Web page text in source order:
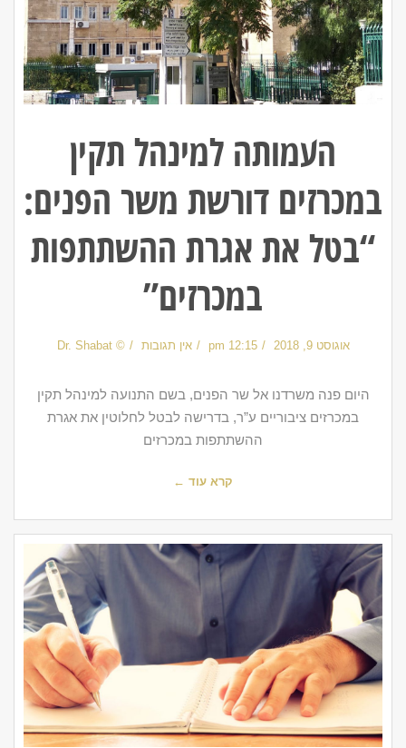
העמותה למינהל תקין
במכרזים דורשת משר הפנים:
“בטל את אגרת ההשתתפות
במכרזים”
אוגוסט 9, 2018 12:15 pm אין תגובות © Dr. Shabat
היום פנה משרדנו אל שר הפנים, בשם התנועה למינהל תקין
במכרזים ציבוריים ע”ר, בדרישה לבטל לחלוטין את אגרת
ההשתתפות במכרזים
קרא עוד ←